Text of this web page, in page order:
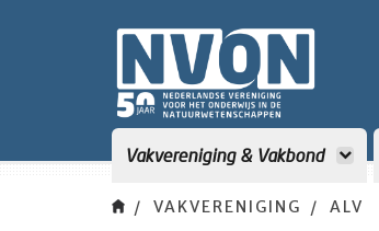
Vakvereniging & Vakbond
VAKVERENIGING ALV